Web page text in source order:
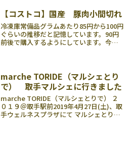
【コストコ】国産 豚肉小間切れ
冷凍庫常備品グラムあたり85円から100円
ぐらいの推移だと記憶しています。90円
前後で購入するようにしています。今回
30...
marche TORIDE（マルシェとり
で） 取手マルシェに行きました
marche TORIDE（マルシェとりで） ２
０１９＠取手駅前2019年4月27日(土)、取
手ウェルネスプラザにて マルシェとりで